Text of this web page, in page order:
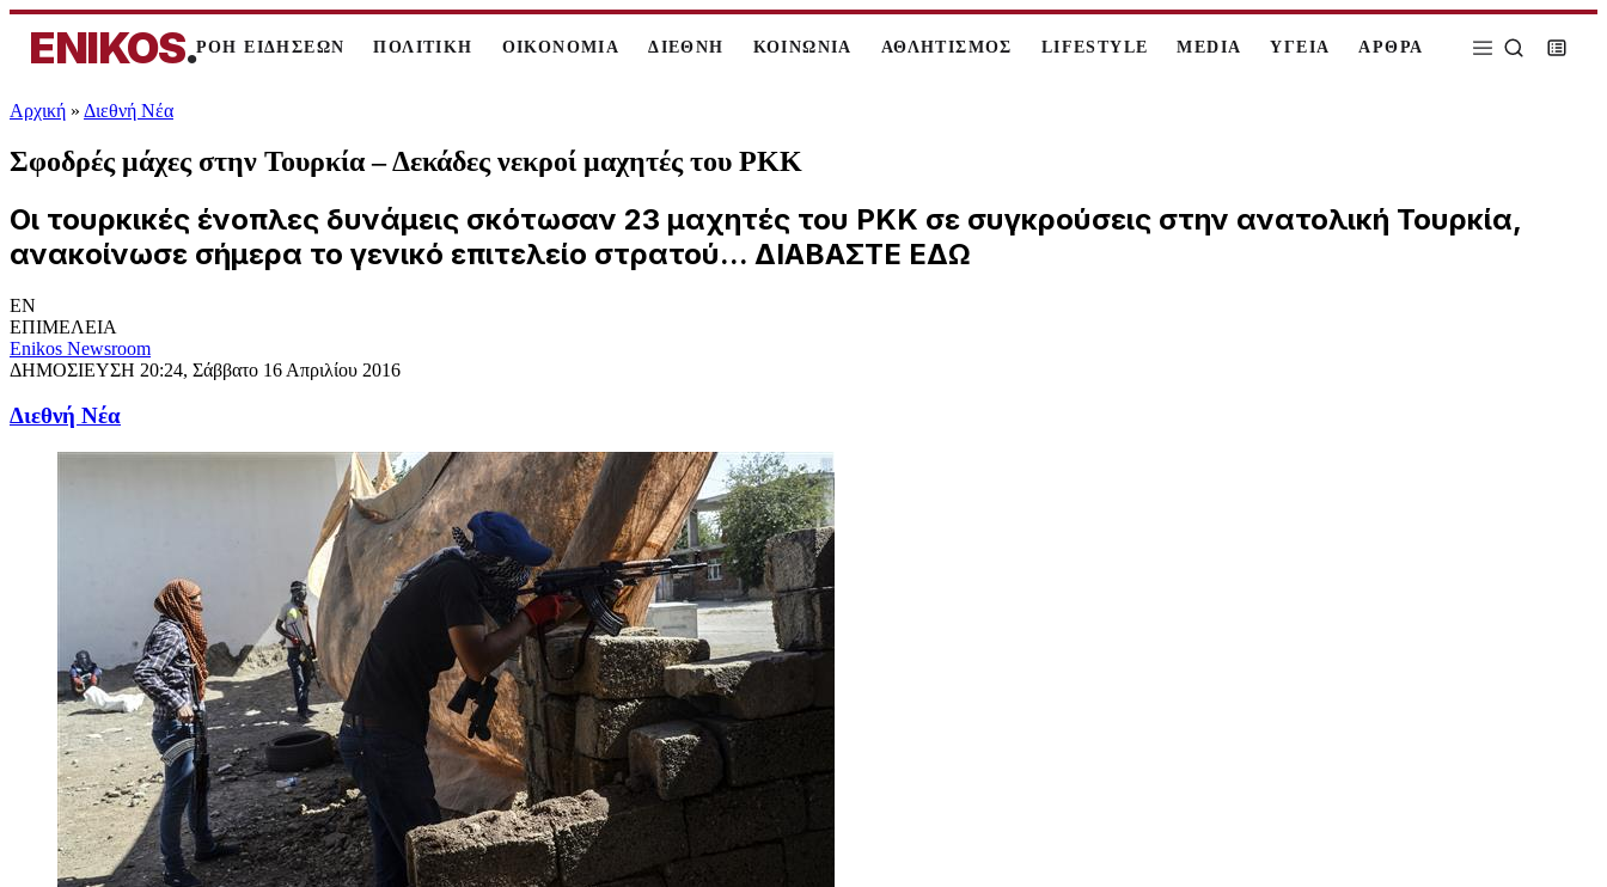
ENIKOS.ΡΟΗ ΕΙΔΗΣΕΩΝ ΠΟΛΙΤΙΚΗ ΟΙΚΟΝΟΜΙΑ ΔΙΕΘΝΗ ΚΟΙΝΩΝΙΑ ΑΘΛΗΤΙΣΜΟΣ LIFESTYLE MEDIA ΥΓΕΙΑ ΑΡΘΡΑ
Αρχική » Διεθνή Νέα
Σφοδρές μάχες στην Τουρκία – Δεκάδες νεκροί μαχητές του PKK
Οι τουρκικές ένοπλες δυνάμεις σκότωσαν 23 μαχητές του PKK σε συγκρούσεις στην ανατολική Τουρκία,
ανακοίνωσε σήμερα το γενικό επιτελείο στρατού... ΔΙΑΒΑΣΤΕ ΕΔΩ
EN
ΕΠΙΜΕΛΕΙΑ
Enikos Newsroom
ΔΗΜΟΣΙΕΥΣΗ 20:24, Σάββατο 16 Απριλίου 2016
Διεθνή Νέα